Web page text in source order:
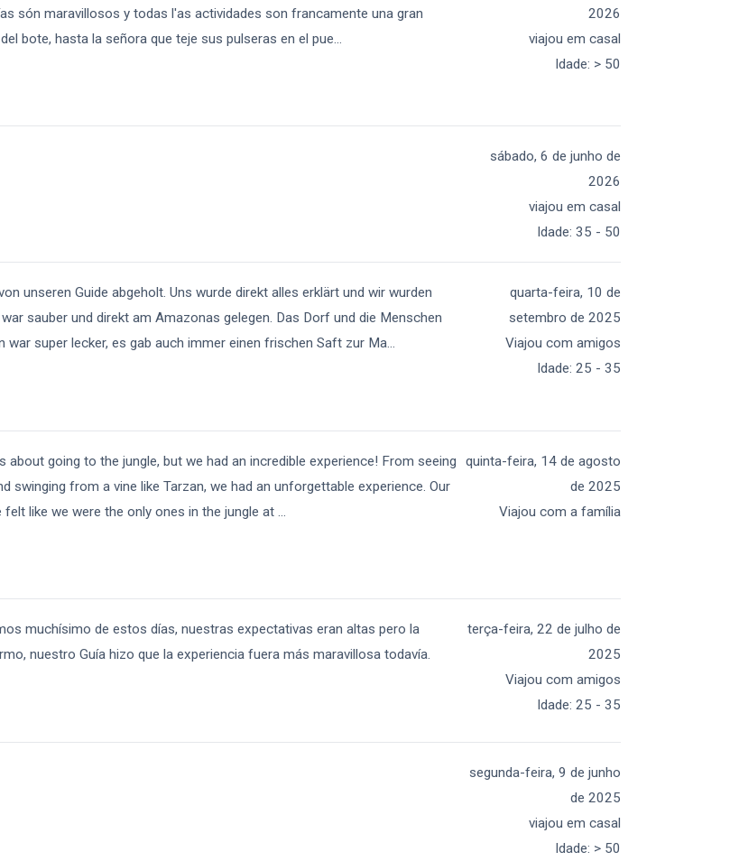
són maravillosos y todas l'as actividades son francamente una gran
bote, hasta la señora que teje sus pulseras en el pue
2026
viajou em casal
Idade: > 50
sábado, 6 de junho de
2026
viajou em casal
Idade: 35 - 50
unseren Guide abgeholt. Uns wurde direkt alles erklärt und wir wurden
sauber und direkt am Amazonas gelegen. Das Dorf und die Menschen
war super lecker, es gab auch immer einen frischen Saft zur Ma...
quarta-feira, 10 de
setembro de 2025
Viajou com amigos
Idade: 25 - 35
going to the jungle, but we had an incredible experience! From seeing
swinging from a vine like Tarzan, we had an unforgettable experience. Our
felt like we were the only ones in the jungle at...
quinta-feira, 14 de agosto
de 2025
Viajou com a família
muchísimo de estos días, nuestras expectativas eran altas pero la
nuestro Guía hizo que la experiencia fuera más maravillosa todavía.
terça-feira, 22 de julho de
2025
Viajou com amigos
Idade: 25 - 35
segunda-feira, 9 de junho
de 2025
viajou em casal
Idade: > 50